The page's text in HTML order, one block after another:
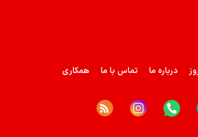
شهرک المنصوری/ ارتش اسرائیل: با
اقدام خواهیم کرد
خرید مانتو آنلاین در سال ۱۴۰۵
درباره ما تماس با ما همکاری